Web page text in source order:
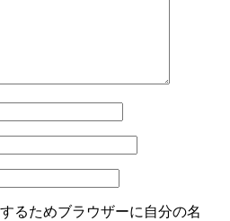
るためブラウザーに自分の名